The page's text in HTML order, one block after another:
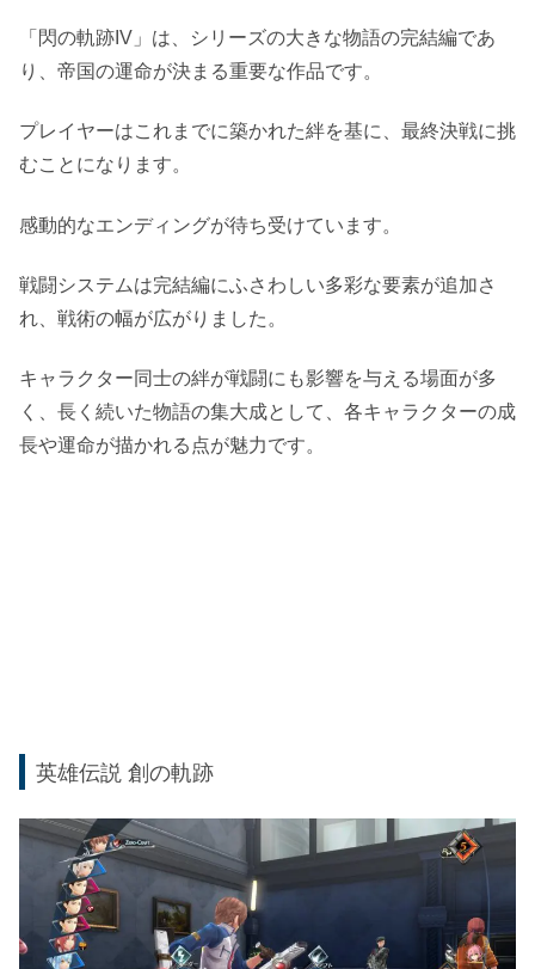
「閃の軌跡IV」は、シリーズの大きな物語の完結編であ
り、帝国の運命が決まる重要な作品です。
プレイヤーはこれまでに築かれた絆を基に、最終決戦に挑
むことになります。
感動的なエンディングが待ち受けています。
戦闘システムは完結編にふさわしい多彩な要素が追加さ
れ、戦術の幅が広がりました。
キャラクター同士の絆が戦闘にも影響を与える場面が多
く、長く続いた物語の集大成として、各キャラクターの成
長や運命が描かれる点が魅力です。
英雄伝説 創の軌跡